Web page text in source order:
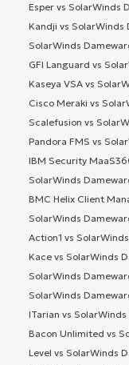
Esper vs SolarWinds
Kandji vs SolarWinds
SolarWinds
GFI Languard vs
Kaseya VSA vs
Cisco Meraki vs
Scalefusion vs
Pandora FMS vs
IBM Security
SolarWinds
BMC Helix Client
SolarWinds
Action1 vs
Kace vs SolarWinds
SolarWinds
SolarWinds
ITarian vs
Bacon Unlimited vs
Level vs SolarWinds